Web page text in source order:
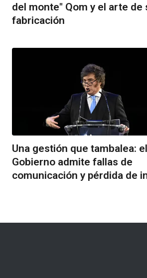
del monte" Qom y el arte de
fabricación
Una gestión que tambalea: el
Gobierno admite fallas de
comunicación y pérdida de